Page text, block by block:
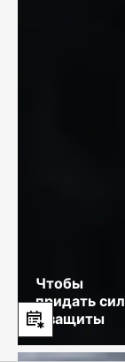
Чтобы
придать сил
и защиты